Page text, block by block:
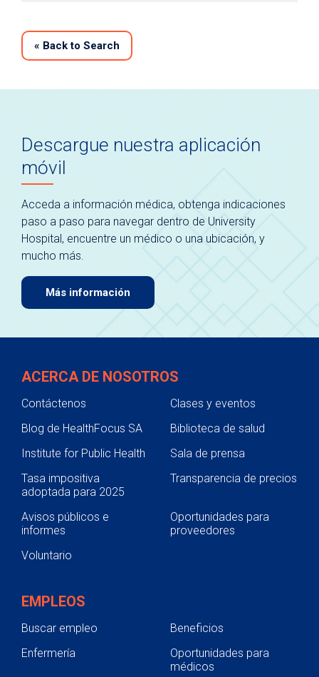
« Back to Search
Descargue nuestra aplicación
móvil
Acceda a información médica, obtenga indicaciones
paso a paso para navegar dentro de University
Hospital, encuentre un médico o una ubicación, y
mucho más.
Más información
ACERCA DE NOSOTROS
Contáctenos
Clases y eventos
Blog de HealthFocus SA
Biblioteca de salud
Institute for Public Health
Sala de prensa
Tasa impositiva
adoptada para 2025
Transparencia de precios
Avisos públicos e
informes
Oportunidades para
proveedores
Voluntario
EMPLEOS
Buscar empleo
Beneficios
Enfermería
Oportunidades para
médicos